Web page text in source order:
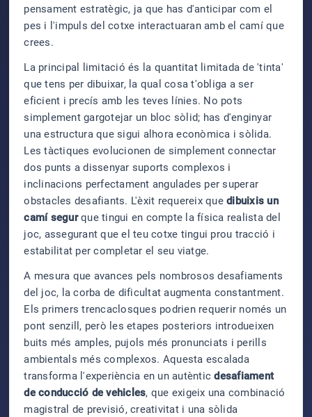
pensament estratègic, ja que has d'anticipar com el
pes i l'impuls del cotxe interactuaran amb el camí que
crees.
La principal limitació és la quantitat limitada de 'tinta'
que tens per dibuixar, la qual cosa t'obliga a ser
eficient i precís amb les teves línies. No pots
simplement gargotejar un bloc sòlid; has d'enginyar
una estructura que sigui alhora econòmica i sòlida.
Les tàctiques evolucionen de simplement connectar
dos punts a dissenyar suports complexos i
inclinacions perfectament angulades per superar
obstacles desafiants. L'èxit requereix quedibuixis un
camí segurque tingui en compte la física realista del
joc, assegurant que el teu cotxe tingui prou tracció i
estabilitat per completar el seu viatge.
A mesura que avances pels nombrosos desafiaments
del joc, la corba de dificultat augmenta constantment.
Els primers trencaclosques podrien requerir només un
pont senzill, però les etapes posteriors introdueixen
buits més amples, pujols més pronunciats i perills
ambientals més complexos. Aquesta escalada
transforma l'experiència en un autènticdesafiament
de conducció de vehicles, que exigeix una combinació
magistral de previsió, creativitat i una sòlida